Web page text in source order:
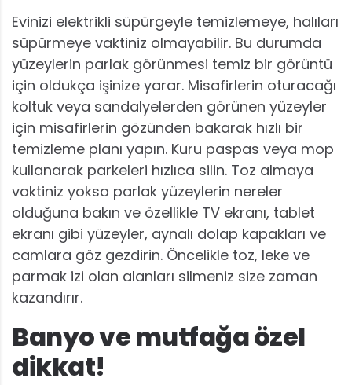
Evinizi elektrikli süpürgeyle temizlemeye, halıları
süpürmeye vaktiniz olmayabilir. Bu durumda
yüzeylerin parlak görünmesi temiz bir görüntü
için oldukça işinize yarar. Misafirlerin oturacağı
koltuk veya sandalyelerden görünen yüzeyler
için misafirlerin gözünden bakarak hızlı bir
temizleme planı yapın. Kuru paspas veya mop
kullanarak parkeleri hızlıca silin. Toz almaya
vaktiniz yoksa parlak yüzeylerin nereler
olduğuna bakın ve özellikle TV ekranı, tablet
ekranı gibi yüzeyler, aynalı dolap kapakları ve
camlara göz gezdirin. Öncelikle toz, leke ve
parmak izi olan alanları silmeniz size zaman
kazandırır.
Banyo ve mutfağa özel
dikkat!